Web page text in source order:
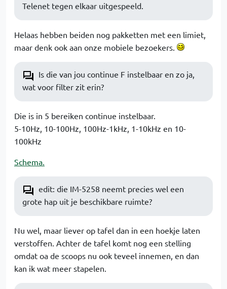
Telenet tegen elkaar uitgespeeld.
Helaas hebben beiden nog pakketten met een limiet,
maar denk ook aan onze mobiele bezoekers.
Is die van jou continue F instelbaar en zo ja,
wat voor filter zit erin?
Die is in 5 bereiken continue instelbaar.
5-10Hz, 10-100Hz, 100Hz-1kHz, 1-10kHz en 10-
100kHz
Schema.
edit: die IM-5258 neemt precies wel een
grote hap uit je beschikbare ruimte?
Nu wel, maar liever op tafel dan in een hoekje laten
verstoffen. Achter de tafel komt nog een stelling
omdat oa de scoops nu ook teveel innemen, en dan
kan ik wat meer stapelen.